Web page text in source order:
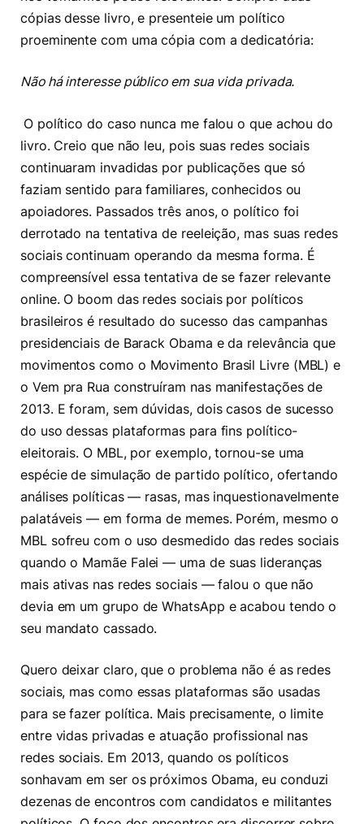
cópias desse livro, e presenteie um político
proeminente com uma cópia com a dedicatória:
Não há interesse público em sua vida privada.
O político do caso nunca me falou o que achou do
livro. Creio que não leu, pois suas redes sociais
continuaram invadidas por publicações que só
faziam sentido para familiares, conhecidos ou
apoiadores. Passados três anos, o político foi
derrotado na tentativa de reeleição, mas suas redes
sociais continuam operando da mesma forma. É
compreensível essa tentativa de se fazer relevante
online. O boom das redes sociais por políticos
brasileiros é resultado do sucesso das campanhas
presidenciais de Barack Obama e da relevância que
movimentos como o Movimento Brasil Livre (MBL) e
o Vem pra Rua construíram nas manifestações de
2013. E foram, sem dúvidas, dois casos de sucesso
do uso dessas plataformas para fins político-
eleitorais. O MBL, por exemplo, tornou-se uma
espécie de simulação de partido político, ofertando
análises políticas — rasas, mas inquestionavelmente
palatáveis — em forma de memes. Porém, mesmo o
MBL sofreu com o uso desmedido das redes sociais
quando o Mamãe Falei — uma de suas lideranças
mais ativas nas redes sociais — falou o que não
devia em um grupo de WhatsApp e acabou tendo o
seu mandato cassado.
Quero deixar claro, que o problema não é as redes
sociais, mas como essas plataformas são usadas
para se fazer política. Mais precisamente, o limite
entre vidas privadas e atuação profissional nas
redes sociais. Em 2013, quando os políticos
sonhavam em ser os próximos Obama, eu conduzi
dezenas de encontros com candidatos e militantes